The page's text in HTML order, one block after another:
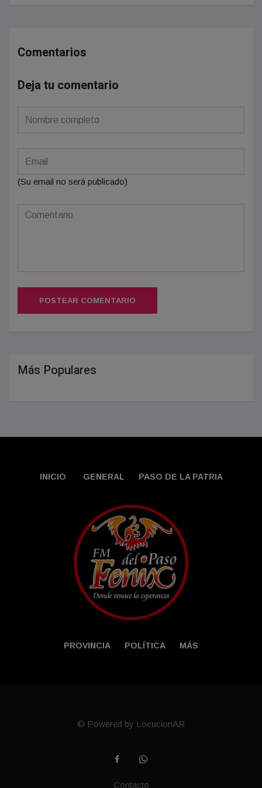
Comentarios
Deja tu comentario
(Su email no será publicado)
POSTEAR COMENTARIO
Más Populares
INICIO GENERAL PASO DE LA PATRIA
PROVINCIA POLÍTICA MÁS
© Powered by LocucionAR
Contacto